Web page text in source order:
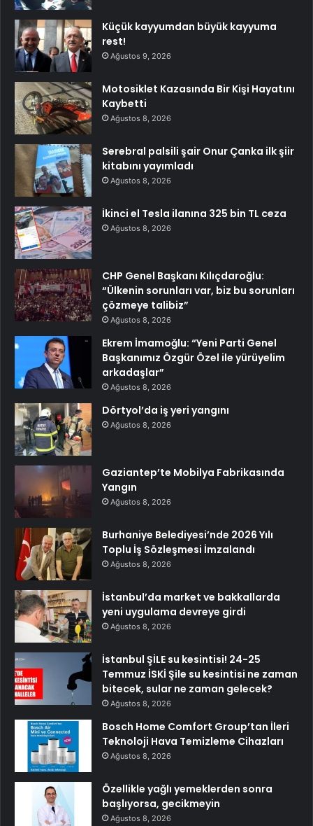
Küçük kayyumdan büyük kayyuma
rest!
Ağustos 9, 2026
Motosiklet Kazasında Bir Kişi Hayatını
Kaybetti
Ağustos 8, 2026
Serebral palsili şair Onur Çanka ilk şiir
kitabını yayımladı
Ağustos 8, 2026
İkinci el Tesla ilanına 325 bin TL ceza
Ağustos 8, 2026
CHP Genel Başkanı Kılıçdaroğlu:
“Ülkenin sorunları var, biz bu sorunları
çözmeye talibiz”
Ağustos 8, 2026
Ekrem İmamoğlu: “Yeni Parti Genel
Başkanımız Özgür Özel ile yürüyelim
arkadaşlar”
Ağustos 8, 2026
Dörtyol’da iş yeri yangını
Ağustos 8, 2026
Gaziantep’te Mobilya Fabrikasında
Yangın
Ağustos 8, 2026
Burhaniye Belediyesi’nde 2026 Yılı
Toplu İş Sözleşmesi İmzalandı
Ağustos 8, 2026
İstanbul’da market ve bakkallarda
yeni uygulama devreye girdi
Ağustos 8, 2026
İstanbul ŞİLE su kesintisi! 24-25
Temmuz İSKİ Şile su kesintisi ne zaman
bitecek, sular ne zaman gelecek?
Ağustos 8, 2026
Bosch Home Comfort Group’tan İleri
Teknoloji Hava Temizleme Cihazları
Ağustos 8, 2026
Özellikle yağlı yemeklerden sonra
başlıyorsa, gecikmeyin
Ağustos 8, 2026